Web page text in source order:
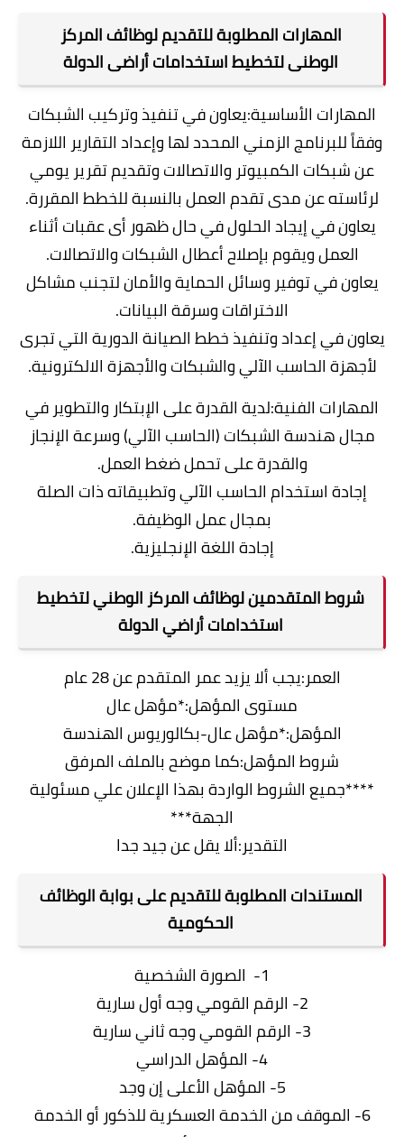
المهارات المطلوبة للتقديم لوظائف المركز
الوطنى لتخطيط استخدامات أراضى الدولة
المهارات الأساسية:يعاون في تنفيذ وتركيب الشبكات
وفقاً للبرنامج الزمني المحدد لها وإعداد التقارير اللازمة
عن شبكات الكمبيوتر والاتصالات وتقديم تقرير يومي
لرئاسته عن مدى تقدم العمل بالنسبة للخطط المقررة.
يعاون في إيجاد الحلول في حال ظهور أى عقبات أثناء
العمل ويقوم بإصلاح أعطال الشبكات والاتصالات.
يعاون في توفير وسائل الحماية والأمان لتجنب مشاكل
الاختراقات وسرقة البيانات.
يعاون في إعداد وتنفيذ خطط الصيانة الدورية التي تجرى
لأجهزة الحاسب الآلي والشبكات والأجهزة الالكترونية.
المهارات الفنية:لدية القدرة على الإبتكار والتطوير في
مجال هندسة الشبكات (الحاسب الآلي) وسرعة الإنجاز
والقدرة على تحمل ضغط العمل.
إجادة استخدام الحاسب الآلي وتطبيقاته ذات الصلة
بمجال عمل الوظيفة.
إجادة اللغة الإنجليزية.
شروط المتقدمين لوظائف المركز الوطني لتخطيط
استخدامات أراضي الدولة
العمر:يجب ألا يزيد عمر المتقدم عن 28 عام
مستوى المؤهل:*مؤهل عال
المؤهل:*مؤهل عال-بكالوريوس الهندسة
شروط المؤهل:كما موضح بالملف المرفق
****جميع الشروط الواردة بهذا الإعلان علي مسئولية
الجهة***
التقدير:ألا يقل عن جيد جدا
المستندات المطلوبة للتقديم على بوابة الوظائف
الحكومية
1- الصورة الشخصية
2- الرقم القومي وجه أول سارية
3- الرقم القومي وجه ثاني سارية
4- المؤهل الدراسي
5- المؤهل الأعلى إن وجد
6- الموقف من الخدمة العسكرية للذكور أو الخدمة